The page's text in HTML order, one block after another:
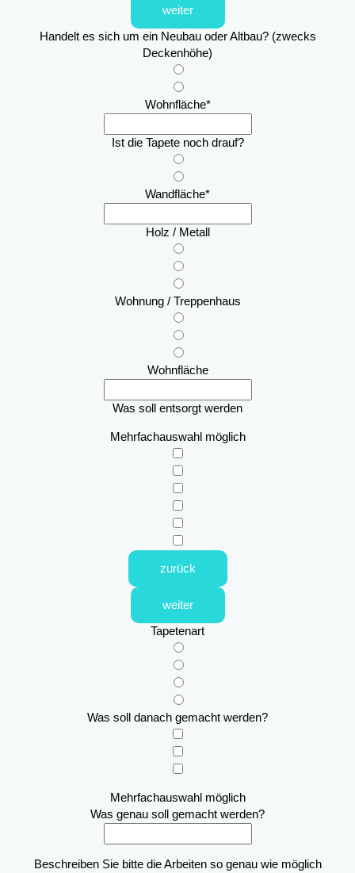
weiter
Handelt es sich um ein Neubau oder Altbau? (zwecks
Deckenhöhe)
Wohnfläche*
Ist die Tapete noch drauf?
Wandfläche*
Holz / Metall
Wohnung / Treppenhaus
Wohnfläche
Was soll entsorgt werden
Mehrfachauswahl möglich
zurück
weiter
Tapetenart
Was soll danach gemacht werden?
Mehrfachauswahl möglich
Was genau soll gemacht werden?
Beschreiben Sie bitte die Arbeiten so genau wie möglich